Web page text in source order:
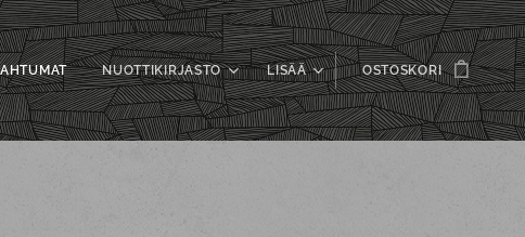
NUOTTIKIRJASTO LISÄÄ OSTOSKORI